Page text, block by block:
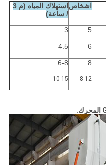
اشخاص
استهلاك المياه (م 3
/ ساعة)
5
3
6
4.5
8
6-8
8-12
10-15